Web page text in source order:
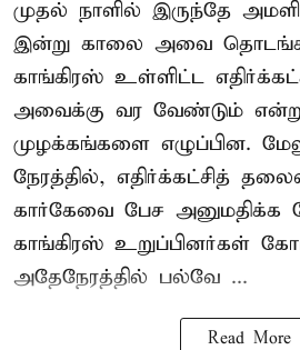
முதல் நாளில் இருந்தே அமளி
இன்று காலை அவை
காங்கிரஸ் உள்ளிட்ட
அவைக்கு வர வேண்டும்
முழக்கங்களை எழுப்பின.
நேரத்தில், எதிர்க்கட்சித்
கார்கேவை பேச அனுமதிக்க
காங்கிரஸ் உறுப்பினர்கள்
அதேநேரத்தில் பல்வே ...
Read More